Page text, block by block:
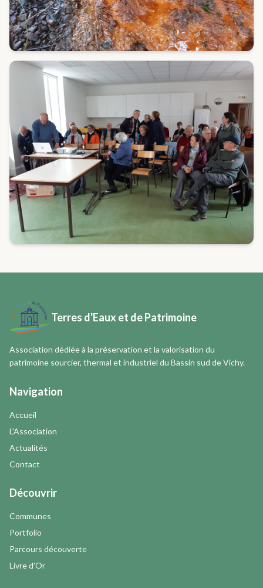
Terres d'Eaux et de Patrimoine
Association dédiée à la préservation et la valorisation du
patrimoine sourcier, thermal et industriel du Bassin sud de Vichy.
Navigation
Accueil
L'Association
Actualités
Contact
Découvrir
Communes
Portfolio
Parcours découverte
Livre d'Or